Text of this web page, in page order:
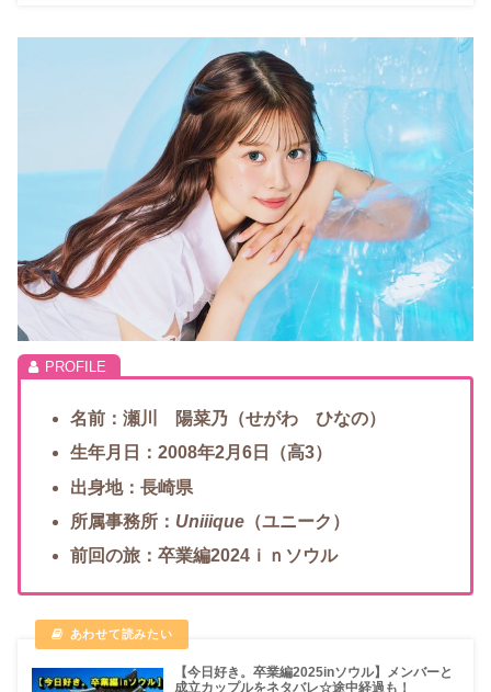
名前：瀬川 陽菜乃（せがわ ひなの）
生年月日：2008年2月6日（高3）
出身地：長崎県
所属事務所： Uniiique （ユニーク）
前回の旅：卒業編2024ｉｎソウル
【今日好き。卒業編2025inソウル】メンバーと
成立カップルをネタバレ☆途中経過も！